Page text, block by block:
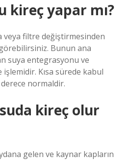
kireç yapar mı?
filtre değiştirmesinden
Bunun ana
suya entegrasyonu ve
Kısa sürede kabul
normaldir.
kireç olur
gelen ve kaynar kapların